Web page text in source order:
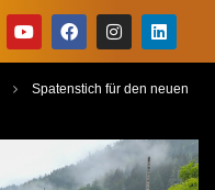
Spatenstich für den neuen